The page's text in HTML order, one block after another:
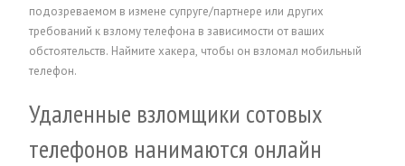
подозреваемом в измене супруге/партнере или других
требований к взлому телефона в зависимости от ваших
обстоятельств. Наймите хакера, чтобы он взломал мобильный
телефон.
Удаленные взломщики сотовых
телефонов нанимаются онлайн